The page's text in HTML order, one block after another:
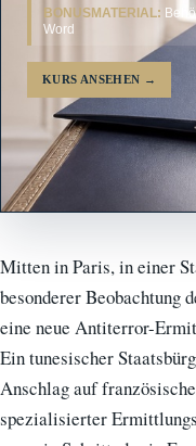
BONUSMATERIAL:
Word
KURS ANSEHEN →
Mitten in Paris, in einer
besonderer Beobachtung
eine neue Antiterror-
Ein tunesischer
Anschlag auf
spezialisierter